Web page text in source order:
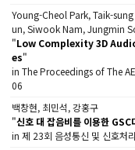
Young-Cheol Park, Taik-
un, Siwook Nam, Jungmin
"Low Complexity 3D
es"
in The Proceedings of The
06
백창현, 최민석, 강홍구
"신호 대 잡음비를 이용한
in 제 23회 음성통신 및 신호처